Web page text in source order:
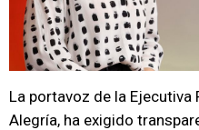
La portavoz de la Ejecutiva
Alegría, ha exigido